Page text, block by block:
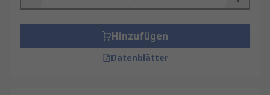
Hinzufügen
Datenblätter